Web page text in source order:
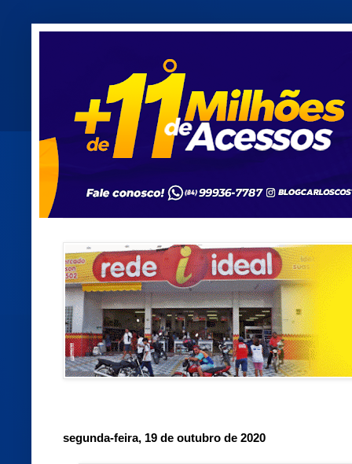
segunda-feira, 19 de outubro de 2020